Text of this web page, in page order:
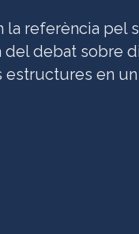
la referència pel
del debat sobre
estructures en